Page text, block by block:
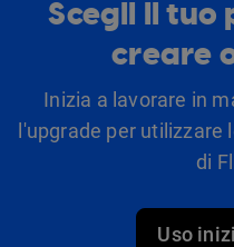
Scegli il tuo
creare
Inizia a lavorare in
l'upgrade per
di
Uso